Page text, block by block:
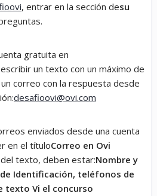
, entrar en la sección desu
gratuita en
un texto con un máximo de
correo con la respuesta desde
desafioovi@ovi.com
enviados desde una cuenta
en el títuloCorreo en Ovi
texto, deben estar:Nombre y
Identificación, teléfonos de
texto Vi el concurso